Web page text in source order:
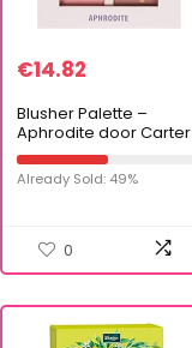
€14.82
Blusher Palette –
Aphrodite door Carter
Beauty voor Vrouwen –
13.6 oz Blush
Already Sold: 49%
0